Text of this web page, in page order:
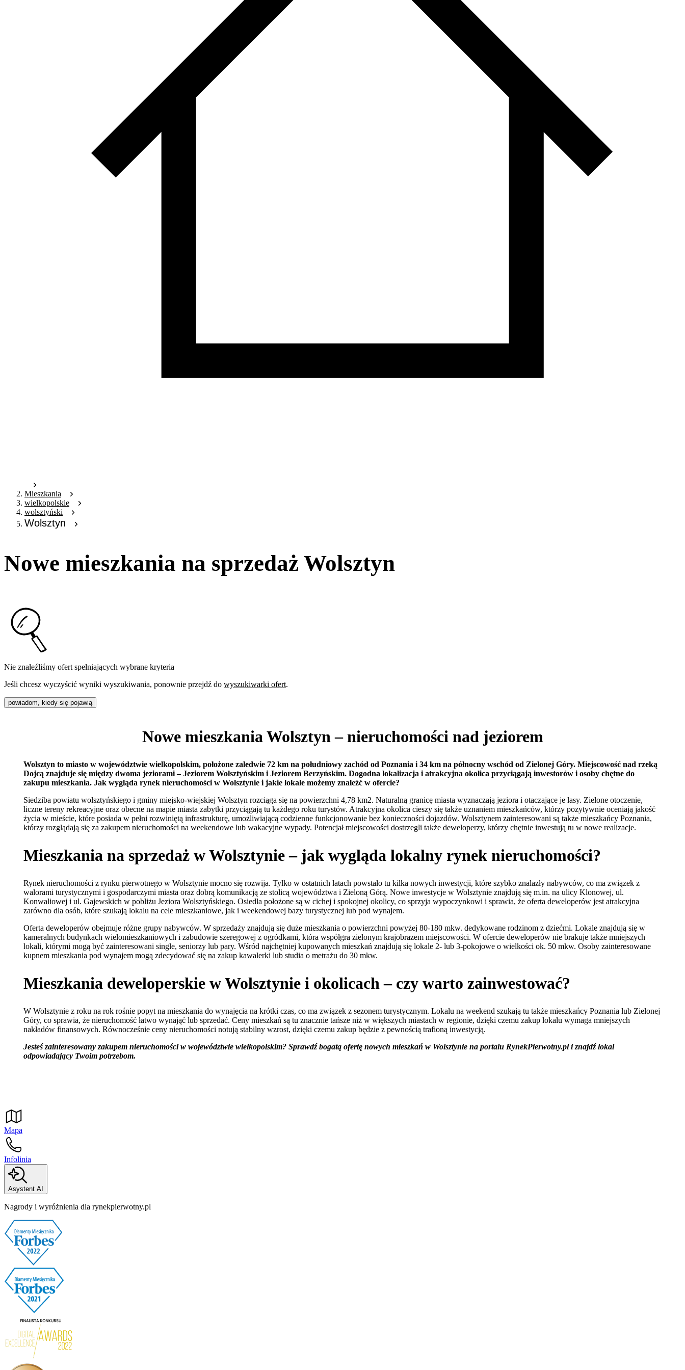
Mieszkania
wielkopolskie
wolsztyński
Wolsztyn
Nowe mieszkania na sprzedaż Wolsztyn
Nie znaleźliśmy ofert spełniających wybrane kryteria
Jeśli chcesz wyczyścić wyniki wyszukiwania, ponownie przejdź do wyszukiwarki ofert.
powiadom, kiedy się pojawią
Nowe mieszkania Wolsztyn – nieruchomości nad jeziorem
Wolsztyn to miasto w województwie wielkopolskim, położone zaledwie 72 km na południowy zachód od Poznania i 34 km na północny wschód od Zielonej Góry. Miejscowość nad rzeką
Dojcą znajduje się między dwoma jeziorami – Jeziorem Wolsztyńskim i Jeziorem Berzyńskim. Dogodna lokalizacja i atrakcyjna okolica przyciągają inwestorów i osoby chętne do
zakupu mieszkania. Jak wygląda rynek nieruchomości w Wolsztynie i jakie lokale możemy znaleźć w ofercie?
Siedziba powiatu wolsztyńskiego i gminy miejsko-wiejskiej Wolsztyn rozciąga się na powierzchni 4,78 km2. Naturalną granicę miasta wyznaczają jeziora i otaczające je lasy. Zielone otoczenie,
liczne tereny rekreacyjne oraz obecne na mapie miasta zabytki przyciągają tu każdego roku turystów. Atrakcyjna okolica cieszy się także uznaniem mieszkańców, którzy pozytywnie oceniają jakość
życia w mieście, które posiada w pełni rozwiniętą infrastrukturę, umożliwiającą codzienne funkcjonowanie bez konieczności dojazdów. Wolsztynem zainteresowani są także mieszkańcy Poznania,
którzy rozglądają się za zakupem nieruchomości na weekendowe lub wakacyjne wypady. Potencjał miejscowości dostrzegli także deweloperzy, którzy chętnie inwestują tu w nowe realizacje.
Mieszkania na sprzedaż w Wolsztynie – jak wygląda lokalny rynek nieruchomości?
Rynek nieruchomości z rynku pierwotnego w Wolsztynie mocno się rozwija. Tylko w ostatnich latach powstało tu kilka nowych inwestycji, które szybko znalazły nabywców, co ma związek z
walorami turystycznymi i gospodarczymi miasta oraz dobrą komunikacją ze stolicą województwa i Zieloną Górą. Nowe inwestycje w Wolsztynie znajdują się m.in. na ulicy Klonowej, ul.
Konwaliowej i ul. Gajewskich w pobliżu Jeziora Wolsztyńskiego. Osiedla położone są w cichej i spokojnej okolicy, co sprzyja wypoczynkowi i sprawia, że oferta deweloperów jest atrakcyjna
zarówno dla osób, które szukają lokalu na cele mieszkaniowe, jak i weekendowej bazy turystycznej lub pod wynajem.
Oferta deweloperów obejmuje różne grupy nabywców. W sprzedaży znajdują się duże mieszkania o powierzchni powyżej 80-180 mkw. dedykowane rodzinom z dziećmi. Lokale znajdują się w
kameralnych budynkach wielomieszkaniowych i zabudowie szeregowej z ogródkami, która współgra zielonym krajobrazem miejscowości. W ofercie deweloperów nie brakuje także mniejszych
lokali, którymi mogą być zainteresowani single, seniorzy lub pary. Wśród najchętniej kupowanych mieszkań znajdują się lokale 2- lub 3-pokojowe o wielkości ok. 50 mkw. Osoby zainteresowane
kupnem mieszkania pod wynajem mogą zdecydować się na zakup kawalerki lub studia o metrażu do 30 mkw.
Mieszkania deweloperskie w Wolsztynie i okolicach – czy warto zainwestować?
W Wolsztynie z roku na rok rośnie popyt na mieszkania do wynajęcia na krótki czas, co ma związek z sezonem turystycznym. Lokalu na weekend szukają tu także mieszkańcy Poznania lub Zielonej
Góry, co sprawia, że nieruchomość łatwo wynająć lub sprzedać. Ceny mieszkań są tu znacznie tańsze niż w większych miastach w regionie, dzięki czemu zakup lokalu wymaga mniejszych
nakładów finansowych. Równocześnie ceny nieruchomości notują stabilny wzrost, dzięki czemu zakup będzie z pewnością trafioną inwestycją.
Jesteś zainteresowany zakupem nieruchomości w województwie wielkopolskim? Sprawdź bogatą ofertę nowych mieszkań w Wolsztynie na portalu RynekPierwotny.pl i znajdź lokal
odpowiadający Twoim potrzebom.
Mapa
Infolinia
Asystent AI
Nagrody i wyróżnienia dla rynekpierwotny.pl